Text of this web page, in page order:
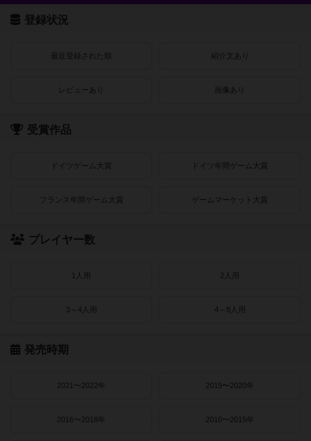
登録状況
最近登録された順 紹介文あり
レビューあり 画像あり
受賞作品
ドイツゲーム大賞 ドイツ年間ゲーム大賞
フランス年間ゲーム大賞 ゲームマーケット大賞
プレイヤー数
1人用 2人用
3～4人用 4～8人用
発売時期
2021〜2022年 2019〜2020年
2016〜2018年 2010〜2015年